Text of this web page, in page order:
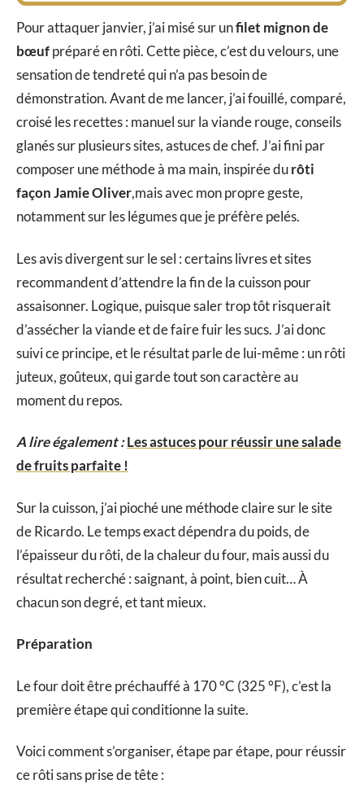
Pour attaquer janvier, j’ai misé sur unfilet mignon de
bœufpréparé en rôti. Cette pièce, c’est du velours, une
sensation de tendreté qui n’a pas besoin de
démonstration. Avant de me lancer, j’ai fouillé, comparé,
croisé les recettes : manuel sur la viande rouge, conseils
glanés sur plusieurs sites, astuces de chef. J’ai fini par
composer une méthode à ma main, inspirée durôti
façon Jamie Oliver,mais avec mon propre geste,
notamment sur les légumes que je préfère pelés.
Les avis divergent sur le sel : certains livres et sites
recommandent d’attendre la fin de la cuisson pour
assaisonner. Logique, puisque saler trop tôt risquerait
d’assécher la viande et de faire fuir les sucs. J’ai donc
suivi ce principe, et le résultat parle de lui-même : un rôti
juteux, goûteux, qui garde tout son caractère au
moment du repos.
A lire également :Les astuces pour réussir une salade
de fruits parfaite !
Sur la cuisson, j’ai pioché une méthode claire sur le site
de Ricardo. Le temps exact dépendra du poids, de
l’épaisseur du rôti, de la chaleur du four, mais aussi du
résultat recherché : saignant, à point, bien cuit… À
chacun son degré, et tant mieux.
Préparation
Le four doit être préchauffé à 170 °C (325 °F), c’est la
première étape qui conditionne la suite.
Voici comment s’organiser, étape par étape, pour réussir
ce rôti sans prise de tête :